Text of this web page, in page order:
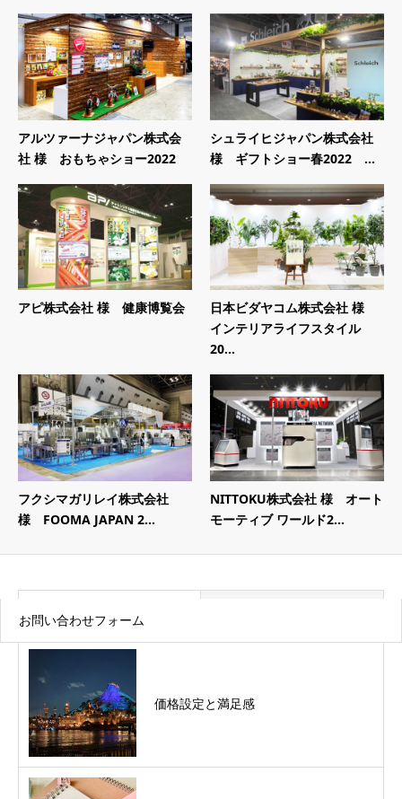
アルツァーナジャパン株式会
社 様 おもちゃショー2022
シュライヒジャパン株式会社
様 ギフトショー春2022 ...
アピ株式会社 様 健康博覧会
日本ビダヤコム株式会社 様
インテリアライフスタイル
20...
フクシマガリレイ株式会社
様 FOOMA JAPAN 2...
NITTOKU株式会社 様 オート
モーティブ ワールド2...
最近の記事
価格設定と満足感
お問い合わせフォーム